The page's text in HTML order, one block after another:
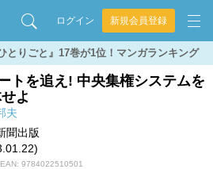
ログイン 新規会員登録
とりごと』17巻が1位！マンガランキング
トを追え! 中央集権システムを
よ
夫
聞出版
9784022510501